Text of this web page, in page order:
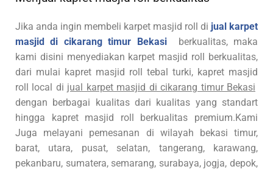
Jika anda ingin membeli karpet masjid roll di jual karpet
masjid di cikarang timur Bekasi
berkualitas, maka
kami disini menyediakan karpet masjid roll berkualitas,
dari mulai kapret masjid roll tebal turki, kapret masjid
roll local di jual karpet masjid di cikarang timur Bekasi
dengan berbagai kualitas dari kualitas yang standart
hingga kapret masjid roll berkualitas premium.Kami
Juga melayani pemesanan di wilayah bekasi timur,
barat, utara, pusat, selatan, tangerang, karawang,
pekanbaru, sumatera, semarang, surabaya, jogja, depok,